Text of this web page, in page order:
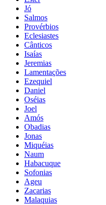
Jó
Salmos
Provérbios
Eclesiastes
Cânticos
Isaías
Jeremias
Lamentações
Ezequiel
Daniel
Oséias
Joel
Amós
Obadias
Jonas
Miquéias
Naum
Habacuque
Sofonias
Ageu
Zacarias
Malaquias